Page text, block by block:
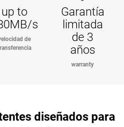
up to
s
de
Garantía
limitada
de 3
años
warranty
diseñados para